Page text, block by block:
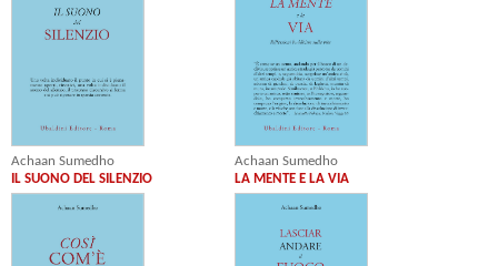
Achaan Sumedho
IL SUONO DEL SILENZIO
Achaan Sumedho
LA MENTE E LA VIA